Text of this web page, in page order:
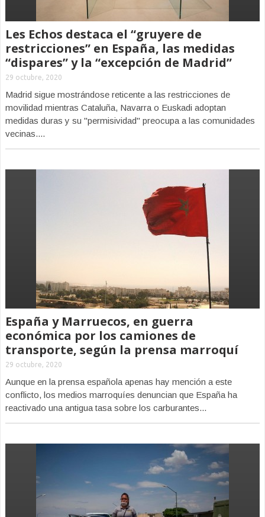
Les Echos destaca el “gruyere de
restricciones” en España, las medidas
“dispares” y la “excepción de Madrid”
29 octubre, 2020
Madrid sigue mostrándose reticente a las restricciones de
movilidad mientras Cataluña, Navarra o Euskadi adoptan
medidas duras y su "permisividad" preocupa a las comunidades
vecinas....
España y Marruecos, en guerra
económica por los camiones de
transporte, según la prensa marroquí
29 octubre, 2020
Aunque en la prensa española apenas hay mención a este
conflicto, los medios marroquíes denuncian que España ha
reactivado una antigua tasa sobre los carburantes...